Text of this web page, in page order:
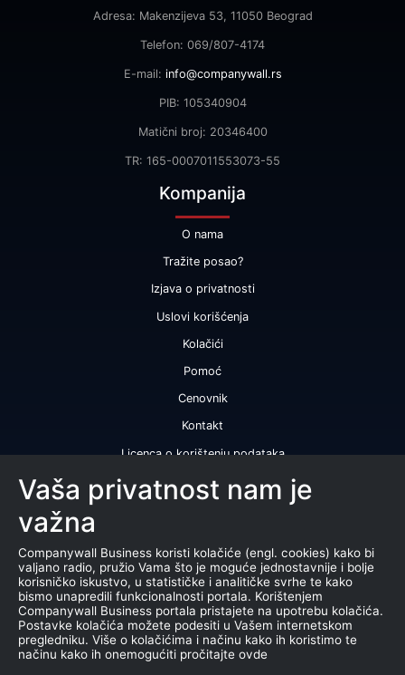
Adresa: Makenzijeva 53, 11050 Beograd
Telefon: 069/807-4174
E-mail: info@companywall.rs
PIB: 105340904
Matični broj: 20346400
TR: 165-0007011553073-55
Kompanija
O nama
Tražite posao?
Izjava o privatnosti
Uslovi korišćenja
Kolačići
Pomoć
Cenovnik
Kontakt
Licenca o korištenju podataka
Naše usluge
Bonitetni izveštaj
Sertifikat bonitetne izvrsnosti
Proizvodi
Saradnja sa registrom APR
Vaša privatnost nam je
važna
Companywall Business koristi kolačiće (engl. cookies) kako bi
valjano radio, pružio Vama što je moguće jednostavnije i bolje
korisničko iskustvo, u statističke i analitičke svrhe te kako
bismo unapredili funkcionalnosti portala. Korištenjem
Companywall Business portala pristajete na upotrebu kolačića.
Postavke kolačića možete podesiti u Vašem internetskom
pregledniku. Više o kolačićima i načinu kako ih koristimo te
načinu kako ih onemogućiti pročitajte ovde